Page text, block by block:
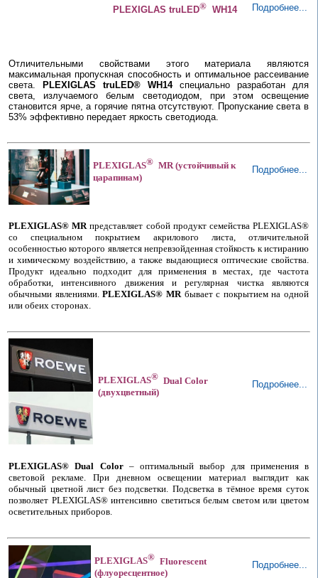
PLEXIGLAS truLED® WH14 Подробнее...
Отличительными свойствами этого материала являются
максимальная пропускная способность и оптимальное рассеивание
света.
PLEXIGLAS truLED® WH14специально разработан для
света, излучаемого белым светодиодом, при этом освещение
становится ярче, а горячие пятна отсутствуют. Пропускание света в
53% эффективно передает яркость светодиода.
PLEXIGLAS® MR (устойчивый к
царапинам)
Подробнее...
PLEXIGLAS® MRпредставляет собой продукт семейства PLEXIGLAS®
со специальном покрытием акрилового листа, отличительной
особенностью которого является непревзойденная стойкость к истиранию
и химическому воздействию, а также выдающиеся оптические свойства.
Продукт идеально подходит для применения в местах, где частота
обработки, интенсивного движения и регулярная чистка являются
обычными явлениями.PLEXIGLAS® MRбывает с покрытием на одной
или обеих сторонах.
PLEXIGLAS® Dual Color
(двухцветный)
Подробнее...
PLEXIGLAS® Dual Color– оптимальный выбор для применения в
световой рекламе. При дневном освещении материал выглядит как
обычный цветной лист без подсветки. Подсветка в тёмное время суток
позволяет PLEXIGLAS® интенсивно светиться белым светом или цветом
осветительных приборов.
PLEXIGLAS® Fluorescent
(флуоресцентное)
Подробнее...